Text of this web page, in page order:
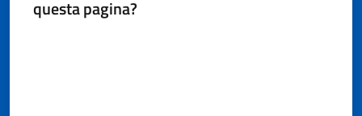
questa pagina?